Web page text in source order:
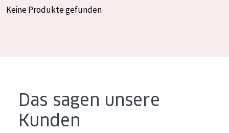
Nachtcreme
Augencreme
Spanish
Keine Produkte gefunden
Das sagen unsere
Kunden